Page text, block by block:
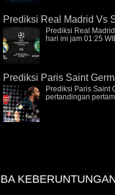
Prediksi Real Madrid Vs
Prediksi Real
hari ini jam 01:25
Prediksi Paris Saint
Prediksi Paris Saint
pertandingan
KEBERUNTUNGAN